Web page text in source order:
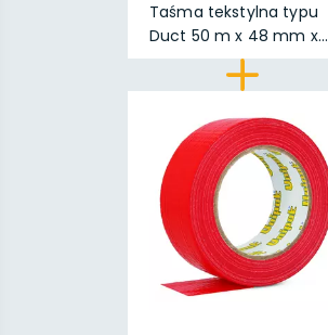
Taśma tekstylna typu
Duct 50 m x 48 mm x...